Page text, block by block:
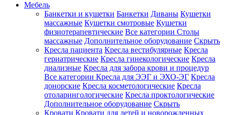
Мебель
Банкетки и кушетки Банкетки Диваны Кушетки
массажные Кушетки смотровые Кушетки
физиотерапевтические Все категории Столы
массажные Дополнительное оборудование Скрыть
Кресла пациента Кресла вестибулярные Кресла
гериатрические Кресла гинекологические Кресла
диализные Кресла для забора крови и процедур
Все категории Кресла для ЭЭГ и ЭХО-ЭГ Кресла
донорские Кресла косметологические Кресла
отоларингологические Кресла проктологические
Дополнительное оборудование Скрыть
Кровати Кровати для детей и новорожденных